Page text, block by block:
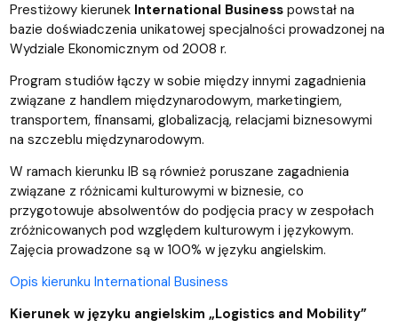
Prestiżowy kierunek International Business powstał na
bazie doświadczenia unikatowej specjalności prowadzonej na
Wydziale Ekonomicznym od 2008 r.
Program studiów łączy w sobie między innymi zagadnienia
związane z handlem międzynarodowym, marketingiem,
transportem, finansami, globalizacją, relacjami biznesowymi
na szczeblu międzynarodowym.
W ramach kierunku IB są również poruszane zagadnienia
związane z różnicami kulturowymi w biznesie, co
przygotowuje absolwentów do podjęcia pracy w zespołach
zróżnicowanych pod względem kulturowym i językowym.
Zajęcia prowadzone są w 100% w języku angielskim.
Opis kierunku International Business
Kierunek w języku angielskim „Logistics and Mobility”